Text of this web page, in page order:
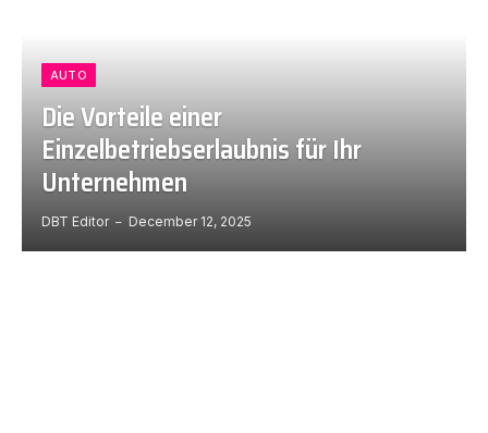
AUTO
Die Vorteile einer
Einzelbetriebserlaubnis für Ihr
Unternehmen
DBT Editor December 12, 2025